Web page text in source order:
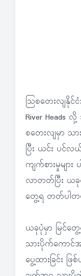
သြစတေးလျနိုင်
River Heads
စတေးလျမှာ သ
ပြီး ယင်း ပင်
ကျက်စားမှုမျာ
လာတတ်ပြီး ယခု
တွေ့ရ တတ်ပါတ
ယခုပုံမှာ မြင်
သားပိုက်ကောင်
ပွေ့ထားခြင်း